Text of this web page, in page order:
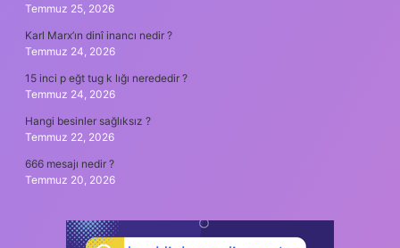
Temmuz 25, 2026
Karl Marx’ın dinî inancı nedir ?
Temmuz 24, 2026
15 inci p eğt tug k lığı nerededir ?
Temmuz 24, 2026
Hangi besinler sağlıksız ?
Temmuz 22, 2026
666 mesajı nedir ?
Temmuz 20, 2026